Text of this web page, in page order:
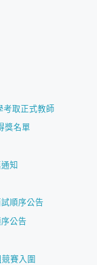
考取正式教師
獎名單
知
順序公告
公告
賽入圍